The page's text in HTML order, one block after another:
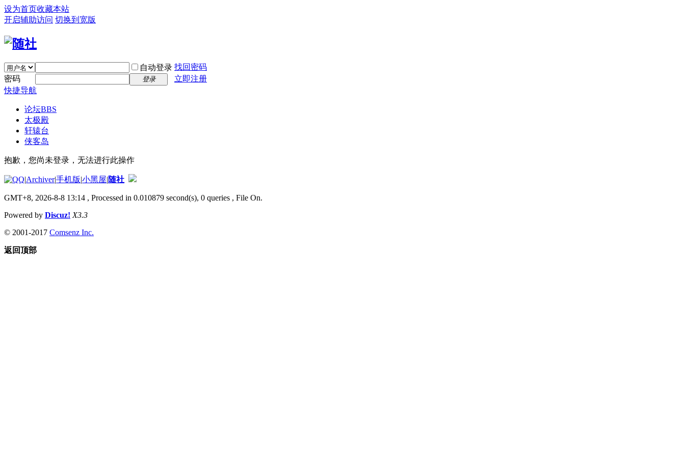
设为首页收藏本站
开启辅助访问 切换到宽版
自动登录 找回密码
密码
登录
立即注册
快捷导航
论坛BBS
太极殿
轩辕台
侠客岛
抱歉，您尚未登录，无法进行此操作
|Archiver|手机版|小黑屋|随社
GMT+8, 2026-8-8 13:14 , Processed in 0.010879 second(s), 0 queries , File On.
Powered by Discuz! X3.3
© 2001-2017 Comsenz Inc.
返回顶部